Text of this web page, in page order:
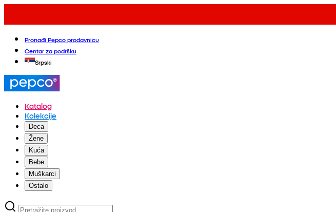
Pronađi Pepco prodavnicu
Centar za podršku
Srpski
Katalog
Kolekcije
Deca
Žene
Kuća
Bebe
Muškarci
Ostalo